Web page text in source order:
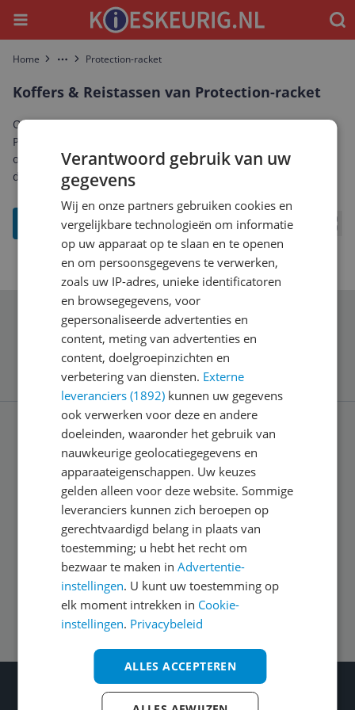
Menu
Home More Protection-racket
Koffers & Reistassen van Protection-racket
Ontdek het complete aanbod koffers & reistassen van
Protection-racket. Vergelijk prijzen, specificaties en reviews
om de beste Protection-racket koffers & reistassen te vinden
die bij jou past.
Schrijf je in voor onze nieuwsbrief
Algemeen
Zakelijk
Volg ons op
Wat je ook kiest: Blijf kieskeurig
Verantwoord gebruik van uw
gegevens
Wij en onze partners gebruiken cookies en
vergelijkbare technologieën om informatie
op uw apparaat op te slaan en te openen
en om persoonsgegevens te verwerken,
zoals uw IP-adres, unieke identificatoren
en browsegegevens, voor
gepersonaliseerde advertenties en
content, meting van advertenties en
content, doelgroepinzichten en
verbetering van diensten. Externe
leveranciers (1892) kunnen uw gegevens
ook verwerken voor deze en andere
doeleinden, waaronder het gebruik van
nauwkeurige geolocatiegegevens en
apparaateigenschappen. Uw keuzes
gelden alleen voor deze website. Sommige
leveranciers kunnen zich beroepen op
gerechtvaardigd belang in plaats van
toestemming; u hebt het recht om
bezwaar te maken inAdvertentie-
instellingen. U kunt uw toestemming op
elk moment intrekken in Cookie-
instellingen. Privacybeleid
ALLES ACCEPTEREN